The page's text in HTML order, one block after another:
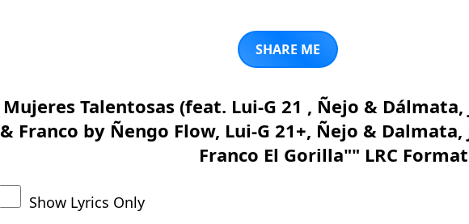
SHARE ME
Mujeres Talentosas (feat. Lui-G 21 , Ñejo &
& Franco by Ñengo Flow, Lui-G 21+, Ñejo &
Franco El Gorilla"" LRC Format
Show Lyrics Only